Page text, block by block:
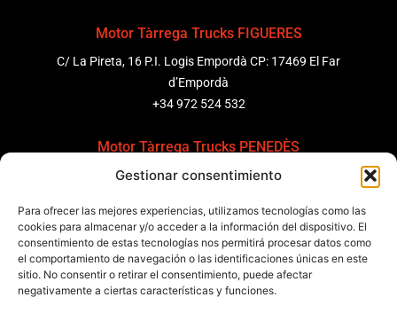
Gestionar consentimiento
Para ofrecer las mejores experiencias, utilizamos tecnologías como las
cookies para almacenar y/o acceder a la información del dispositivo. El
consentimiento de estas tecnologías nos permitirá procesar datos como
el comportamiento de navegación o las identificaciones únicas en este
sitio. No consentir o retirar el consentimiento, puede afectar
negativamente a ciertas características y funciones.
Motor Tàrrega Trucks FIGUERES
C/ La Pireta, 16 P.I. Logis Empordà CP: 17469 El Far
d’Empordà
+34 972 524 532
Motor Tàrrega Trucks PENEDÈS
C/ Ponent 8, Pol. Ind. Sant Pere Molanta, CP: 08799
+34 931 69 11 91
Motor Tàrrega Trucks BARCELONA
Zona Franca, Carrer E, s/n 08040 Barcelona, España